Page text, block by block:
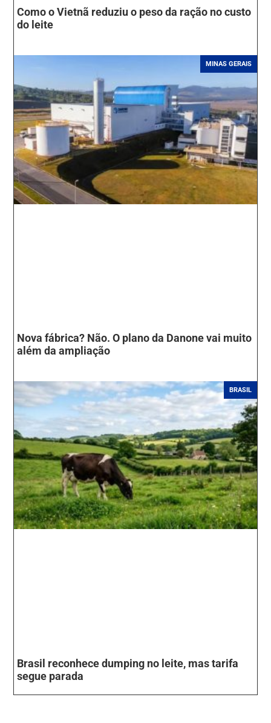
Como o Vietnã reduziu o peso da ração no custo
do leite
MINAS GERAIS
Nova fábrica? Não. O plano da Danone vai muito
além da ampliação
BRASIL
Brasil reconhece dumping no leite, mas tarifa
segue parada